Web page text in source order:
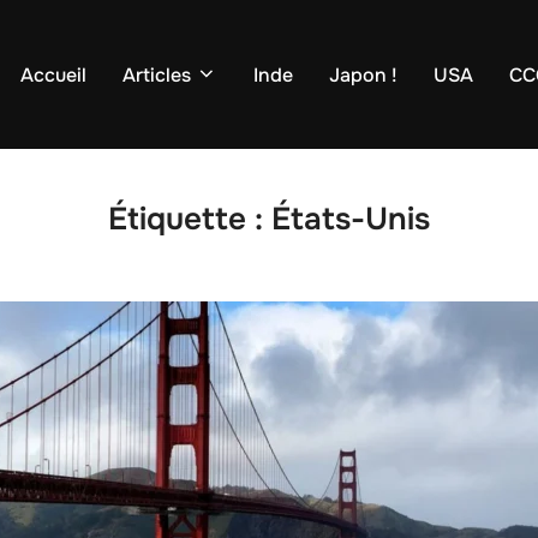
Accueil Articles Inde Japon ! USA
Étiquette : États-Unis